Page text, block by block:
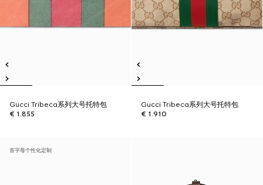
Gucci Tribeca系列大号托特包
€ 1.855
Gucci Tribeca系列大号托特包
€ 1.910
首字母个性化定制